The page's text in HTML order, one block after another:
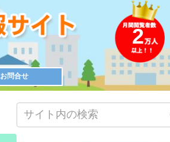
2
お問合せ